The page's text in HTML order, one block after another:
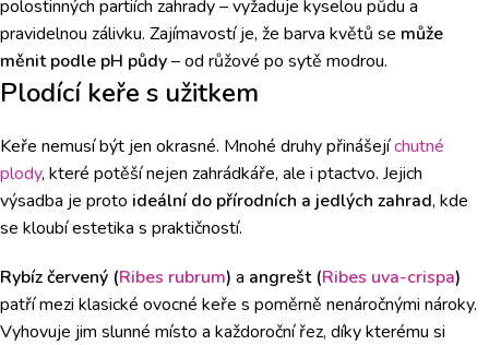
polostinných partiích zahrady – vyžaduje kyselou půdu a
pravidelnou zálivku. Zajímavostí je, že barva květů se může
měnit podle pH půdy– od růžové po sytě modrou.
Plodící keře s užitkem
Keře nemusí být jen okrasné. Mnohé druhy přinášejíchutné
plody, které potěší nejen zahrádkáře, ale i ptactvo. Jejich
výsadba je proto ideální do přírodních a jedlých zahrad, kde
se kloubí estetika s praktičností.
Rybíz červený (Ribes rubrum) a angrešt (Ribes uva-crispa)
patří mezi klasické ovocné keře s poměrně nenáročnými nároky.
Vyhovuje jim slunné místo a každoroční řez, díky kterému si